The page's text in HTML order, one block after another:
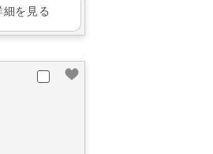
細を見る